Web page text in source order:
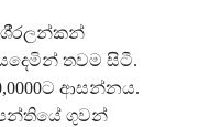
ශී‍්‍රලන්කන්
තවම සිටී.
ආසන්නය.
ගුවන්